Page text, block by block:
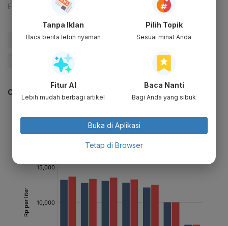
Editor:
Happy Fajrian
#Pertalite #BBM Bersubsidi #Subsidi BBM
#Update Me
CEK JUGA DATA INI
Tanpa Iklan
Baca berita lebih nyaman
Pilih Topik
Sesuai minat Anda
Fitur AI
Lebih mudah berbagi artikel
Baca Nanti
Bagi Anda yang sibuk
Buka di Aplikasi
Tetap di Browser